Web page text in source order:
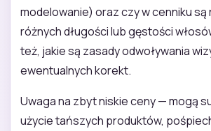
modelowanie) oraz czy w cenniku są
różnych długości lub gęstości
też, jakie są zasady odwoływania
ewentualnych korekt.
Uwaga na zbyt niskie ceny — mogą
użycie tańszych produktów,